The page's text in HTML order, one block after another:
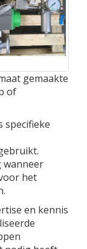
gemaakte
of
specifieke
wanneer
het
en kennis